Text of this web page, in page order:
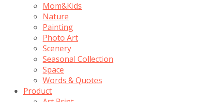
Mom&Kids
Nature
Painting
Photo Art
Scenery
Seasonal Collection
Space
Words & Quotes
Product